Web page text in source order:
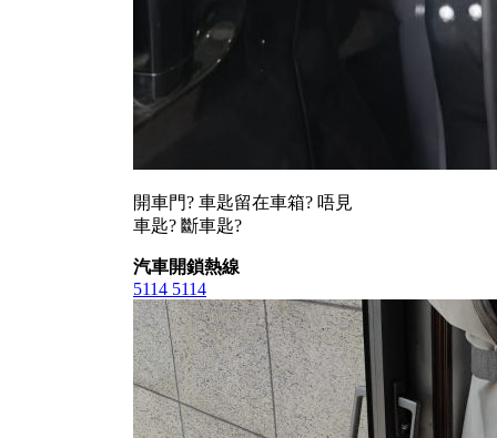
開車門? 車匙留在車箱? 唔見
車匙? 斷車匙?
汽車開鎖熱線
5114 5114